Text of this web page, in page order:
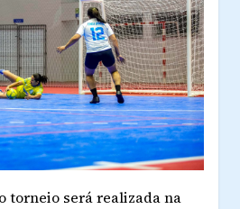
torneio será realizada na